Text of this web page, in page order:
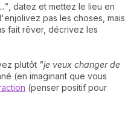
, datez et mettez le lieu en
pas les choses, mais
fait rêver, décrivez les
plutôt "je veux changer de
(en imaginant que vous
(penser positif pour